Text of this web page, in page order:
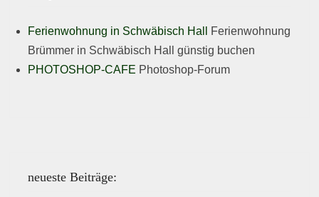
Ferienwohnung in Schwäbisch Hall
Ferienwohnung
Brümmer in Schwäbisch Hall günstig buchen
PHOTOSHOP-CAFE Photoshop-Forum
neueste Beiträge: